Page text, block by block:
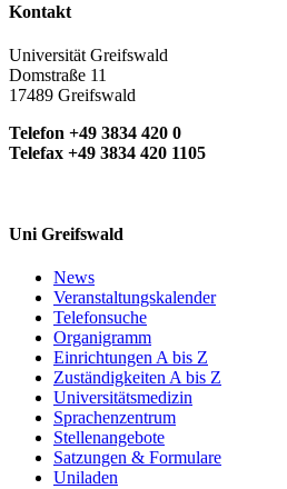
Kontakt
Universität Greifswald
Domstraße 11
17489 Greifswald
Telefon +49 3834 420 0
Telefax +49 3834 420 1105
Uni Greifswald
News
Veranstaltungskalender
Telefonsuche
Organigramm
Einrichtungen A bis Z
Zuständigkeiten A bis Z
Universitätsmedizin
Sprachenzentrum
Stellenangebote
Satzungen & Formulare
Uniladen